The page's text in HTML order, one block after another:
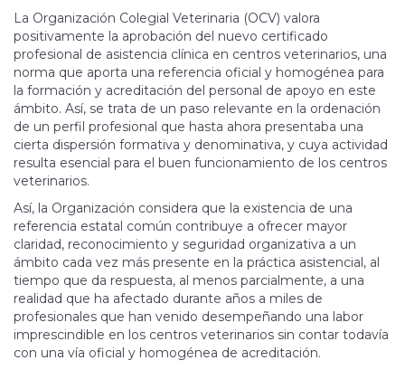
La Organización Colegial Veterinaria (OCV) valora
positivamente la aprobación del nuevo certificado
profesional de asistencia clínica en centros veterinarios, una
norma que aporta una referencia oficial y homogénea para
la formación y acreditación del personal de apoyo en este
ámbito. Así, se trata de un paso relevante en la ordenación
de un perfil profesional que hasta ahora presentaba una
cierta dispersión formativa y denominativa, y cuya actividad
resulta esencial para el buen funcionamiento de los centros
veterinarios.
Así, la Organización considera que la existencia de una
referencia estatal común contribuye a ofrecer mayor
claridad, reconocimiento y seguridad organizativa a un
ámbito cada vez más presente en la práctica asistencial, al
tiempo que da respuesta, al menos parcialmente, a una
realidad que ha afectado durante años a miles de
profesionales que han venido desempeñando una labor
imprescindible en los centros veterinarios sin contar todavía
con una vía oficial y homogénea de acreditación.